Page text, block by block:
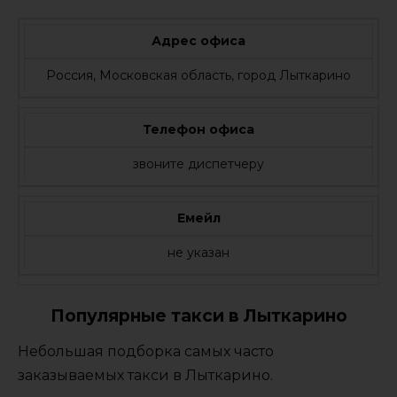
Адрес офиса
Россия, Московская область, город Лыткарино
Телефон офиса
звоните диспетчеру
Емейл
не указан
Популярные такси в Лыткарино
Небольшая подборка самых часто
заказываемых такси в Лыткарино.